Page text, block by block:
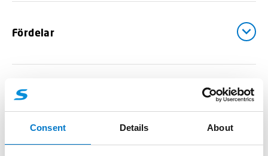
Consent Details About
Fördelar
Teknisk data